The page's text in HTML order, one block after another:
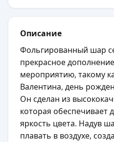
Описание
Фольгированный шар
прекрасное
мероприятию, такому
Валентина, день
Он сделан из
которая обеспечивает
яркость цвета. Надув
плавать в воздухе,